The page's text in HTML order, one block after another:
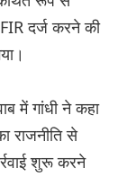
दर्ज करने की
में गांधी ने कहा
राजनीति से
शुरू करने